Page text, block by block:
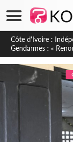
Sierra Leone : Un
gestation, points